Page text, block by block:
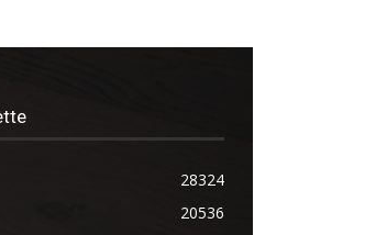
28324
20536